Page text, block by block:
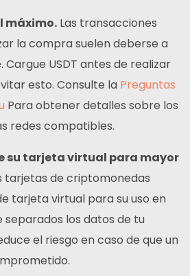
máximo. Las transacciones
la compra suelen deberse a
Cargue USDT antes de realizar
esto. Consulte la Preguntas
Para obtener detalles sobre los
redes compatibles.
su tarjeta virtual para mayor
tarjetas de criptomonedas
tarjeta virtual para su uso en
separados los datos de tu
el riesgo en caso de que un